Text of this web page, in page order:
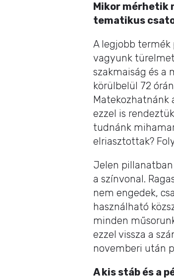
Mikor mérhetik
tematikus
A legjobb termék
vagyunk
szakmaiság és a
körülbelül 72
Matekozhatnánk
ezzel is
tudnánk
elriasztottak?
Jelen pillanatban
a színvonal.
nem engedek,
használható
minden
ezzel vissza a
novemberi után
A kis stáb és a